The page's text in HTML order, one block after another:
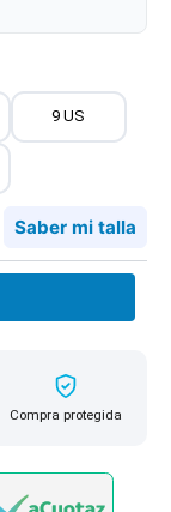
9 US
Saber mi talla
Compra protegida